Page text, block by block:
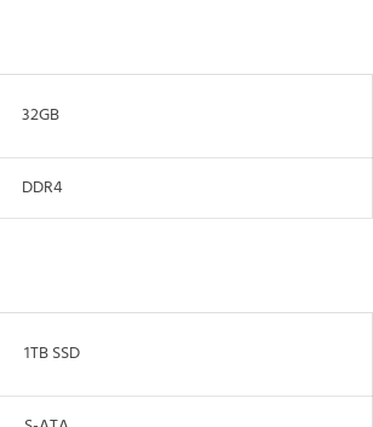
32GB
DDR4
1TB SSD